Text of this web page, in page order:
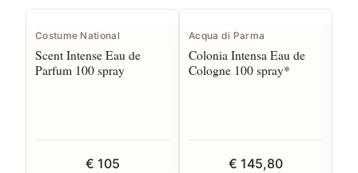
Costume National
Scent Intense Eau de
Parfum 100 spray
€ 105
Acqua di Parma
Colonia Intensa Eau de
Cologne 100 spray*
€ 145,80